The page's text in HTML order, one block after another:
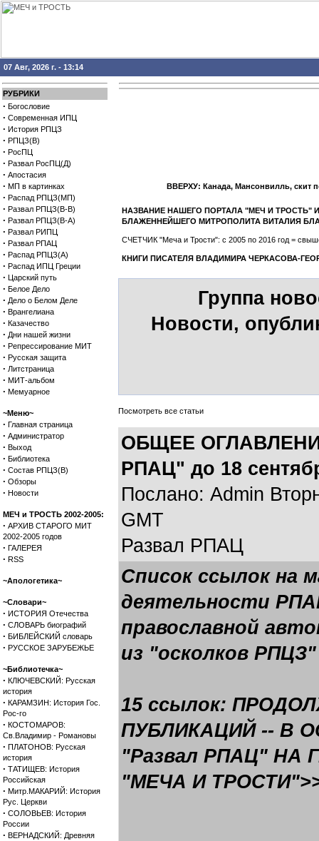
07 Авг, 2026 г. - 13:14
РУБРИКИ
· Богословие
· Современная ИПЦ
· История РПЦЗ
· РПЦЗ(В)
· РосПЦ
· Развал РосПЦ(Д)
· Апостасия
· МП в картинках
· Распад РПЦЗ(МП)
· Развал РПЦЗ(В-В)
· Развал РПЦЗ(В-А)
· Развал РИПЦ
· Развал РПАЦ
· Распад РПЦЗ(А)
· Распад ИПЦ Греции
· Царский путь
· Белое Дело
· Дело о Белом Деле
· Врангелиана
· Казачество
· Дни нашей жизни
· Репрессирование МИТ
· Русская защита
· Литстраница
· МИТ-альбом
· Мемуарное
~Меню~
· Главная страница
· Администратор
· Выход
· Библиотека
· Состав РПЦЗ(В)
· Обзоры
· Новости
МЕЧ и ТРОСТЬ 2002-2005:
· АРХИВ СТАРОГО МИТ
2002-2005 годов
· ГАЛЕРЕЯ
· RSS
~Апологетика~
~Словари~
· ИСТОРИЯ Отечества
· СЛОВАРЬ биографий
· БИБЛЕЙСКИЙ словарь
· РУССКОЕ ЗАРУБЕЖЬЕ
~Библиотечка~
· КЛЮЧЕВСКИЙ: Русская
история
· КАРАМЗИН: История Гос.
Рос-го
· КОСТОМАРОВ:
Св.Владимир - Романовы
· ПЛАТОНОВ: Русская
история
· ТАТИЩЕВ: История
Российская
· Митр.МАКАРИЙ: История
Рус. Церкви
· СОЛОВЬЕВ: История
России
· ВЕРНАДСКИЙ: Древняя
ВВЕРХУ: Канада, Мансонвилль, скит
НАЗВАНИЕ НАШЕГО ПОРТАЛА "МЕЧ И ТРОСТЬ"
БЛАЖЕННЕЙШЕГО МИТРОПОЛИТА ВИТАЛИЯ
СЧЕТЧИК "Меча и Трости": с 2005 по 2016 год =
КНИГИ ПИСАТЕЛЯ ВЛАДИМИРА ЧЕРКАСОВА-
Группа
Новости,
Посмотреть все статьи
ОБЩЕЕ
РПАЦ" до 18
Послано: Admin
GMT
Развал РПАЦ
Список ссылок на
деятельности
православной
из "осколков
15 ссылок:
ПУБЛИКАЦИЙ -- В
"Развал РПАЦ" НА
"МЕЧА И